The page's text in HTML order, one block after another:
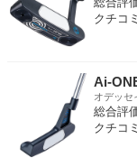
クチコ
Ai-
オデッセ
総合評
クチコ